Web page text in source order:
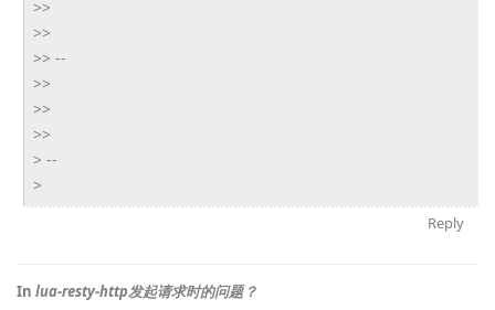
>>
>>
>> --
>>
>>
>>
> --
>
Reply
In lua-resty-http发起请求时的问题？